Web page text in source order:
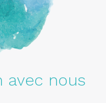
avec nous